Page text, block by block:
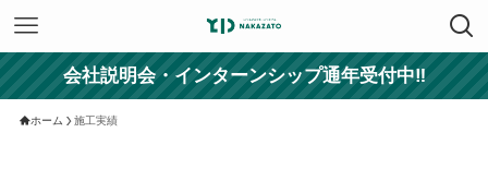
会社説明会・インターンシップ通年受付中‼
ホーム 施工実績